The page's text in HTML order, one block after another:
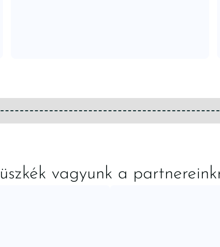
vagyunk a